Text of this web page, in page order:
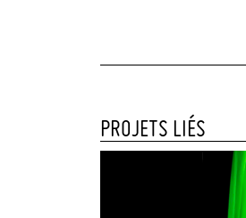
PROJETS LIÉS